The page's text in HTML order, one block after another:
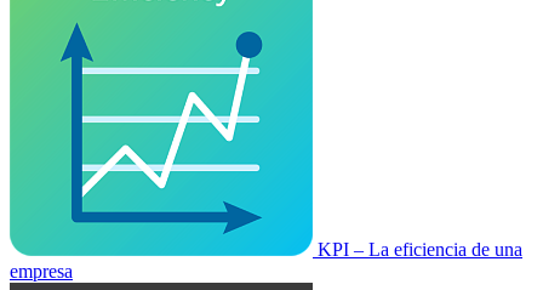
KPI – La eficiencia de una
empresa